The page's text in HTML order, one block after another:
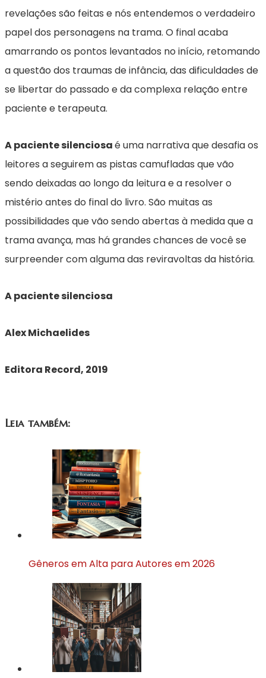
revelações são feitas e nós entendemos o verdadeiro
papel dos personagens na trama. O final acaba
amarrando os pontos levantados no início, retomando
a questão dos traumas de infância, das dificuldades de
se libertar do passado e da complexa relação entre
paciente e terapeuta.
A paciente silenciosaé uma narrativa que desafia os
leitores a seguirem as pistas camufladas que vão
sendo deixadas ao longo da leitura e a resolver o
mistério antes do final do livro. São muitas as
possibilidades que vão sendo abertas à medida que a
trama avança, mas há grandes chances de você se
surpreender com alguma das reviravoltas da história.
A paciente silenciosa
Alex Michaelides
Editora Record, 2019
Leia também:
Gêneros em Alta para Autores em 2026